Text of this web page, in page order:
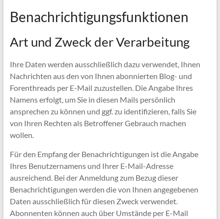
Benachrichtigungsfunktionen
Art und Zweck der Verarbeitung
Ihre Daten werden ausschließlich dazu verwendet, Ihnen
Nachrichten aus den von Ihnen abonnierten Blog- und
Forenthreads per E-Mail zuzustellen. Die Angabe Ihres
Namens erfolgt, um Sie in diesen Mails persönlich
ansprechen zu können und ggf. zu identifizieren, falls Sie
von Ihren Rechten als Betroffener Gebrauch machen
wollen.
Für den Empfang der Benachrichtigungen ist die Angabe
Ihres Benutzernamens und Ihrer E-Mail-Adresse
ausreichend. Bei der Anmeldung zum Bezug dieser
Benachrichtigungen werden die von Ihnen angegebenen
Daten ausschließlich für diesen Zweck verwendet.
Abonnenten können auch über Umstände per E-Mail